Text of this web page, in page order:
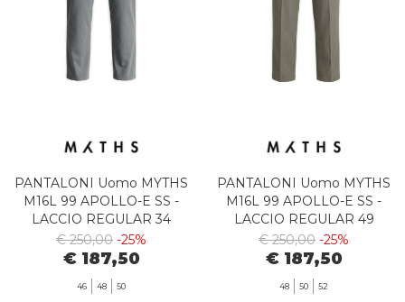
PANTALONI Uomo MYTHS
M16L 99 APOLLO-E SS -
LACCIO REGULAR 34
€ 250,00 -25%
€ 187,50
46 48 50
PANTALONI Uomo MYTHS
M16L 99 APOLLO-E SS -
LACCIO REGULAR 49
€ 250,00 -25%
€ 187,50
48 50 52